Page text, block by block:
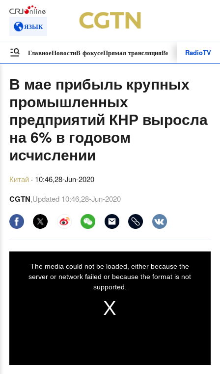
ЯЗЫК
ГлавноеНовостиВ фокусеПрямая трансляцияВидеоролики
RadioTV
В мае прибыль крупных
промышленных
предприятий КНР выросла
на 6% в годовом
исчислении
Китай· 10:46,28-Jun-2020
CGTN,Updated10:46,28-Jun-2020
o
The media could not be loaded, either because the
server or network failed or because the format is not
supported.